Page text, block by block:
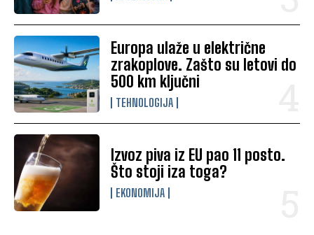
Europa ulaže u električne
zrakoplove. Zašto su letovi do
500 km ključni
TEHNOLOGIJA
Izvoz piva iz EU pao 11 posto.
Što stoji iza toga?
EKONOMIJA